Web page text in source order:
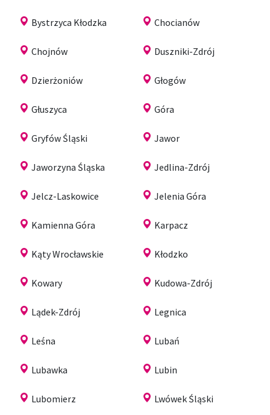
Bystrzyca Kłodzka Chocianów
Chojnów Duszniki-Zdrój
Dzierżoniów Głogów
Głuszyca Góra
Gryfów Śląski Jawor
Jaworzyna Śląska Jedlina-Zdrój
Jelcz-Laskowice Jelenia Góra
Kamienna Góra Karpacz
Kąty Wrocławskie Kłodzko
Kowary Kudowa-Zdrój
Lądek-Zdrój Legnica
Leśna Lubań
Lubawka Lubin
Lubomierz Lwówek Śląski